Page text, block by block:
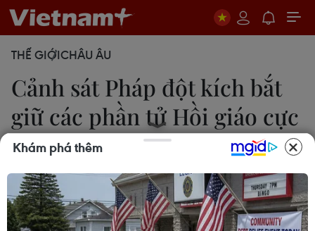
THẾ GIỚICHÂU ÂU
Cảnh sát Pháp đột kích bắt
giữ các phần tử Hồi giáo cực
đoan
Văn Khoa
19/10/2020 11:45
Khám phá thêm